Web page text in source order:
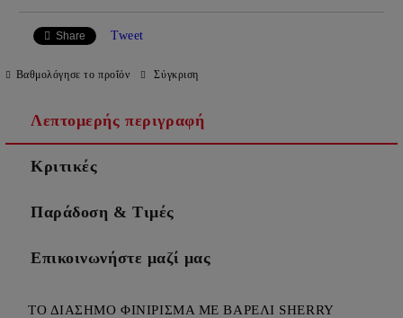
Share Tweet
Βαθμολόγησε το προΐόν Σύγκριση
Λεπτομερής περιγραφή
Κριτικές
Παράδοση & Τιμές
Επικοινωνήστε μαζί μας
ΤΟ ΔΙΑΣΗΜΟ ΦΙΝΙΡΙΣΜΑ ΜΕ ΒΑΡΕΛΙ SHERRY